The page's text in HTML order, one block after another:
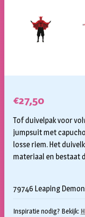
€27,50
Tof duivelpak voor
jumpsuit met
losse riem. Het
materiaal en bestaat
79746 Leaping Demon
Inspiratie nodig? Bekijk: